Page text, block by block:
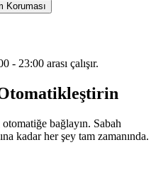
Koruması
23:00 arası çalışır.
bağlayın. Sabah
kadar her şey tam zamanında.